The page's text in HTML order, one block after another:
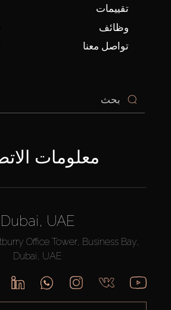
تقييمات
وظائف
تواصل معنا
معلومات
Dubai, UAE
Office Tower, Business Bay,
Dubai, UAE